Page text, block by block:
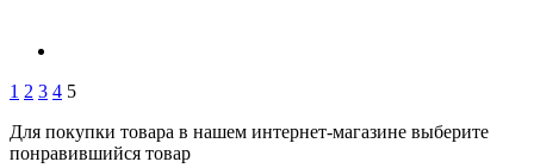
1 2 3 4 5
Для покупки товара в нашем интернет-магазине выберите
понравившийся товар